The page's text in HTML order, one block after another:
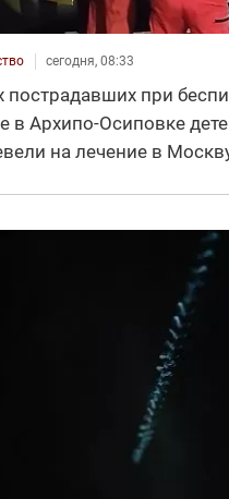
сегодня, 08:33
пострадавших при
в Архипо-Осиповке
на лечение в